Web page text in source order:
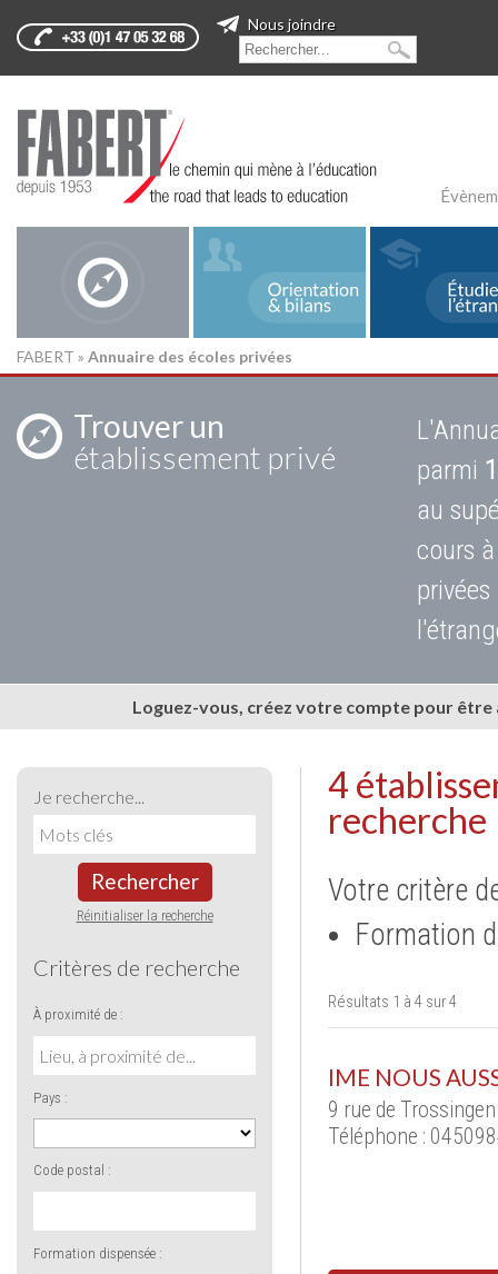
Nous joindre
FABERT » Annuaire des écoles privées
Trouver un
établissement privé
parmi
au
cours
Loguez-vous, créez votre compte pour
Je recherche...
Rechercher
Réinitialiser la recherche
Critères de recherche
À proximité de :
Pays :
Code postal :
Formation dispensée :
4
recherche
Votre critère
Formation
Résultats 1 à 4 sur 4
IME NOUS
9 rue de
Téléphone :